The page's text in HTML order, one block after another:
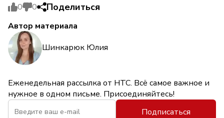
0 0 Поделиться
Автор материала
Шинкарюк Юлия
Еженедельная рассылка от НТС. Всё самое важное и
нужное в одном письме. Присоединяйтесь!
Подписаться